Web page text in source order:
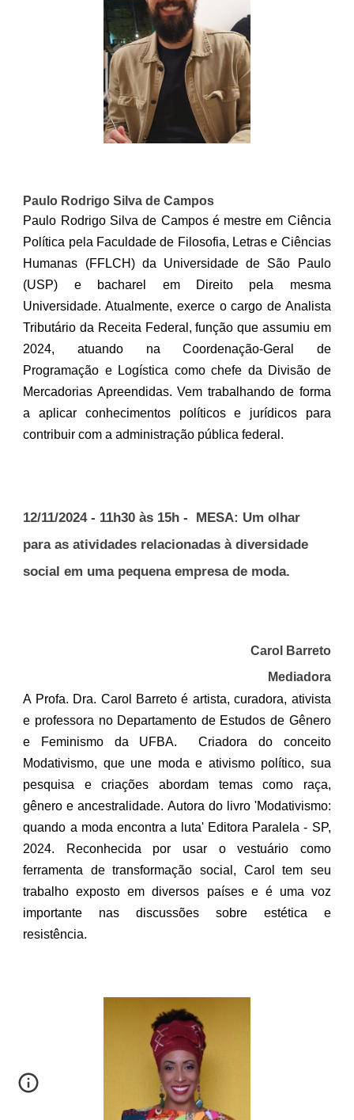
Paulo Rodrigo Silva de Campos
Paulo Rodrigo Silva de Campos é mestre em Ciência
Política pela Faculdade de Filosofia, Letras e Ciências
Humanas (FFLCH) da Universidade de São Paulo
(USP) e bacharel em Direito pela mesma
Universidade. Atualmente, exerce o cargo de Analista
Tributário da Receita Federal, função que assumiu em
2024, atuando na Coordenação-Geral de
Programação e Logística como chefe da Divisão de
Mercadorias Apreendidas. Vem trabalhando de forma
a aplicar conhecimentos políticos e jurídicos para
contribuir com a administração pública federal.
12/11/2024 - 11h30 às 15h - MESA: Um olhar
para as atividades relacionadas à diversidade
social em uma pequena empresa de moda.
Carol Barreto
Mediadora
A Profa. Dra. Carol Barreto é artista, curadora, ativista
e professora no Departamento de Estudos de Gênero
e Feminismo da UFBA. Criadora do conceito
Modativismo, que une moda e ativismo político, sua
pesquisa e criações abordam temas como raça,
gênero e ancestralidade. Autora do livro 'Modativismo:
quando a moda encontra a luta' Editora Paralela - SP,
2024. Reconhecida por usar o vestuário como
ferramenta de transformação social, Carol tem seu
trabalho exposto em diversos países e é uma voz
importante nas discussões sobre estética e
resistência.